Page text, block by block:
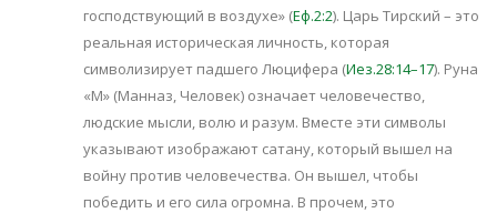
господствующий в воздухе» (Еф.2:2). Царь Тирский – это
реальная историческая личность, которая
символизирует падшего Люцифера (Иез.28:14–17). Руна
«М» (Манназ, Человек) означает человечество,
людские мысли, волю и разум. Вместе эти символы
указывают изображают сатану, который вышел на
войну против человечества. Он вышел, чтобы
победить и его сила огромна. В прочем, это